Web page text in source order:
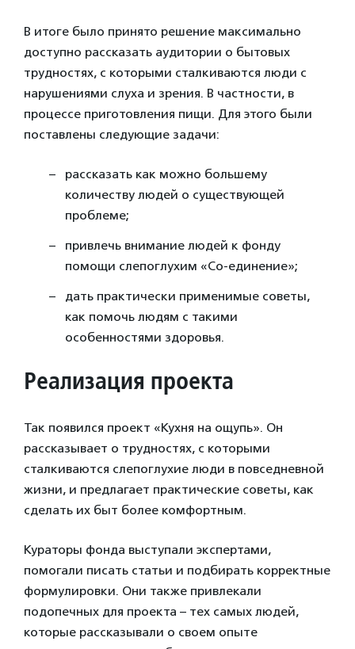
В итоге было принято решение максимально
доступно рассказать аудитории о бытовых
трудностях, с которыми сталкиваются люди с
нарушениями слуха и зрения. В частности, в
процессе приготовления пищи. Для этого были
поставлены следующие задачи:
рассказать как можно большему
количеству людей о существующей
проблеме;
привлечь внимание людей к фонду
помощи слепоглухим «Со-единение»;
дать практически применимые советы,
как помочь людям с такими
особенностями здоровья.
Реализация проекта
Так появился проект «Кухня на ощупь». Он
рассказывает о трудностях, с которыми
сталкиваются слепоглухие люди в повседневной
жизни, и предлагает практические советы, как
сделать их быт более комфортным.
Кураторы фонда выступали экспертами,
помогали писать статьи и подбирать корректные
формулировки. Они также привлекали
подопечных для проекта – тех самых людей,
которые рассказывали о своем опыте